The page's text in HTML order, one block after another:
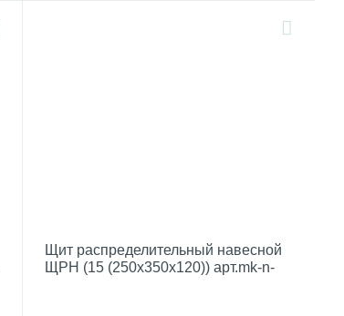
Щит распределительный навесной
ЩРН (15 (250х350х120)) арт.mk-n-